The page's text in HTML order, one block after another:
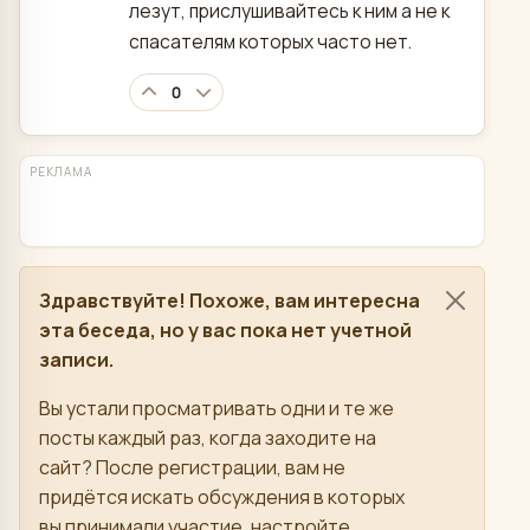
лезут, прислушивайтесь к ним а не к
спасателям которых часто нет.
0
РЕКЛАМА
Здравствуйте! Похоже, вам интересна
эта беседа, но у вас пока нет учетной
записи.
Вы устали просматривать одни и те же
посты каждый раз, когда заходите на
сайт? После регистрации, вам не
придётся искать обсуждения в которых